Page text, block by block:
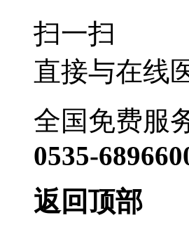
扫一扫
直接与在线
全国免费服
0535-
返回顶部